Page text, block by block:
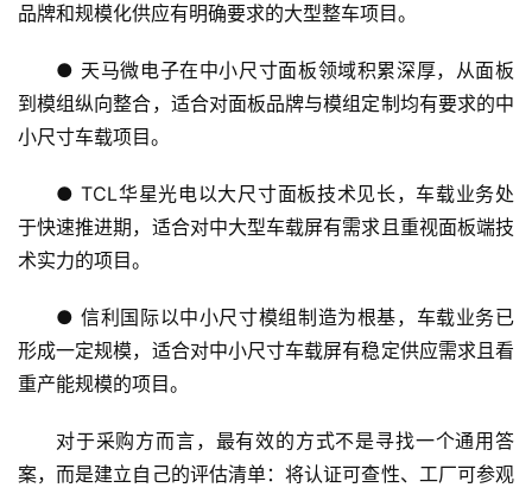
品牌和规模化供应有明确要求的大型整车项目。
● 天马微电子在中小尺寸面板领域积累深厚，从面板
到模组纵向整合，适合对面板品牌与模组定制均有要求的中
小尺寸车载项目。
● TCL华星光电以大尺寸面板技术见长，车载业务处
于快速推进期，适合对中大型车载屏有需求且重视面板端技
术实力的项目。
● 信利国际以中小尺寸模组制造为根基，车载业务已
形成一定规模，适合对中小尺寸车载屏有稳定供应需求且看
重产能规模的项目。
对于采购方而言，最有效的方式不是寻找一个通用答
案，而是建立自己的评估清单：将认证可查性、工厂可参观